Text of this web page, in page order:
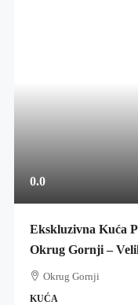
0.0
Ekskluzivna Kuća
Okrug Gornji –
Okrug Gornji
KUĆA